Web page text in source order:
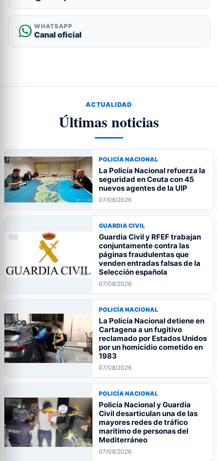
WHATSAPP
Canal oficial
ACTUALIDAD
Últimas noticias
POLICÍA NACIONAL
La Policía Nacional refuerza la
seguridad en Ceuta con 45
nuevos agentes de la UIP
07/08/2026
GUARDIA CIVIL
Guardia Civil y RFEF trabajan
conjuntamente contra las
páginas fraudulentas que
venden entradas falsas de la
Selección española
07/08/2026
POLICÍA NACIONAL
La Policía Nacional detiene en
Cartagena a un fugitivo
reclamado por Estados Unidos
por un homicidio cometido en
1983
07/08/2026
POLICÍA NACIONAL
Policía Nacional y Guardia
Civil desarticulan una de las
mayores redes de tráfico
marítimo de personas del
Mediterráneo
07/08/2026